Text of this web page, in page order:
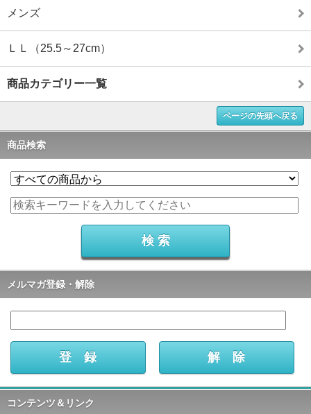
メンズ
ＬＬ（25.5～27cm）
商品カテゴリー一覧
ページの先頭へ戻る
商品検索
メルマガ登録・解除
コンテンツ＆リンク